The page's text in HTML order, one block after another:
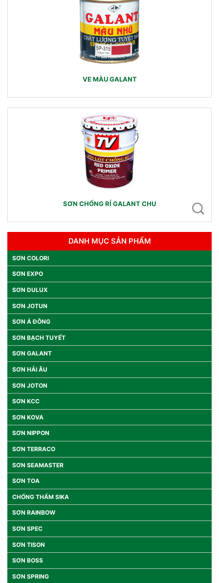
VE MÀU GALANT
SƠN CHỐNG RỈ GALANT CHU
DANH MỤC SẢN PHẨM
SƠN COLORI
SƠN EXPO
SƠN DULUX
SƠN JOTUN
SƠN Á ĐÔNG
SƠN BẠCH TUYẾT
SƠN GALANT
SƠN HẢI ÂU
SƠN JOTON
SƠN KCC
SƠN KOVA
SƠN NIPPON
SƠN TERRACO
SƠN SEAMASTER
SƠN TOA
CHỐNG THẤM SIKA
SƠN RAINBOW
SƠN SPEC
SƠN TISON
SƠN BOSS
SƠN SPRING